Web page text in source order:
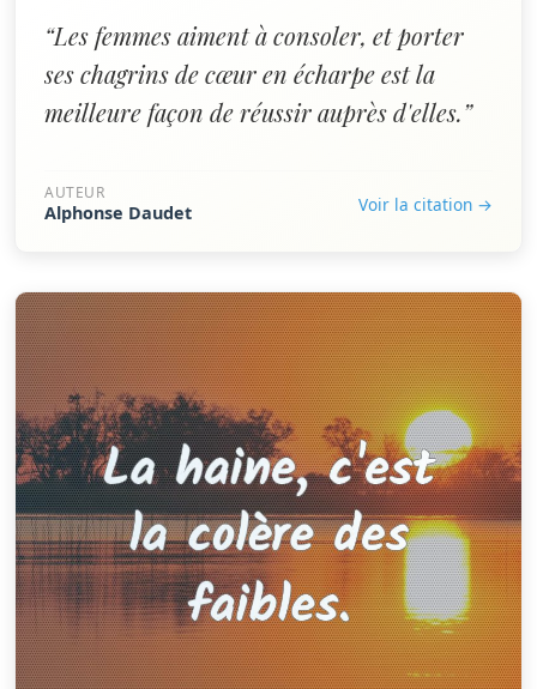
“Les femmes aiment à consoler, et porter
ses chagrins de cœur en écharpe est la
meilleure façon de réussir auprès d'elles.”
AUTEUR
Alphonse Daudet Voir la citation →